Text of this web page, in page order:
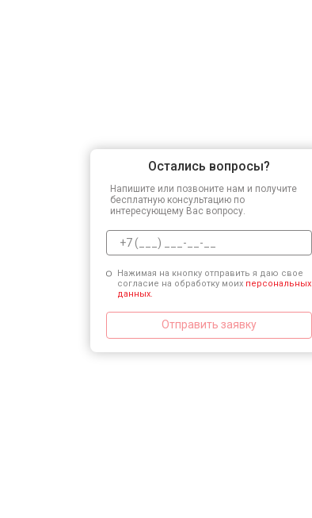
Остались вопросы?
Напишите или позвоните нам и получите
бесплатную консультацию по
интересующему Вас вопросу.
Нажимая на кнопку отправить я даю свое
согласие на обработку моих персональных
данных.
Отправить заявку